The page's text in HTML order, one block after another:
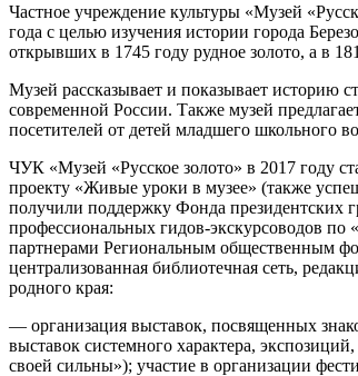
Частное учреждение культуры «Музей
года с целью изучения истории города
открывших в 1745 году рудное золото, а в
Музей рассказывает и показывает историю
современной России. Также музей
посетителей от детей младшего школьного
ЧУК «Музей «Русское золото» в 2017 году
проекту «Живые уроки в музее» (также
получили поддержку Фонда президентских
профессиональных гидов-экскурсоводов
партнерами Региональным общественным
централизованная библиотечная сеть,
родного края:
— организация выставок, посвященных
выставок системного характера,
своей сильны»); участие в организации